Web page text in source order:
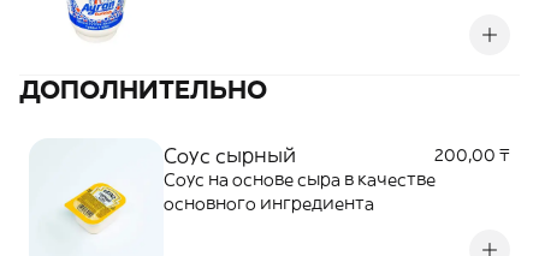
ДОПОЛНИТЕЛЬНО
Соус сырный
200,00 ₸
Соус на основе сыра в качестве
основного ингредиента